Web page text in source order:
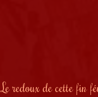
Le redoux de cette fin